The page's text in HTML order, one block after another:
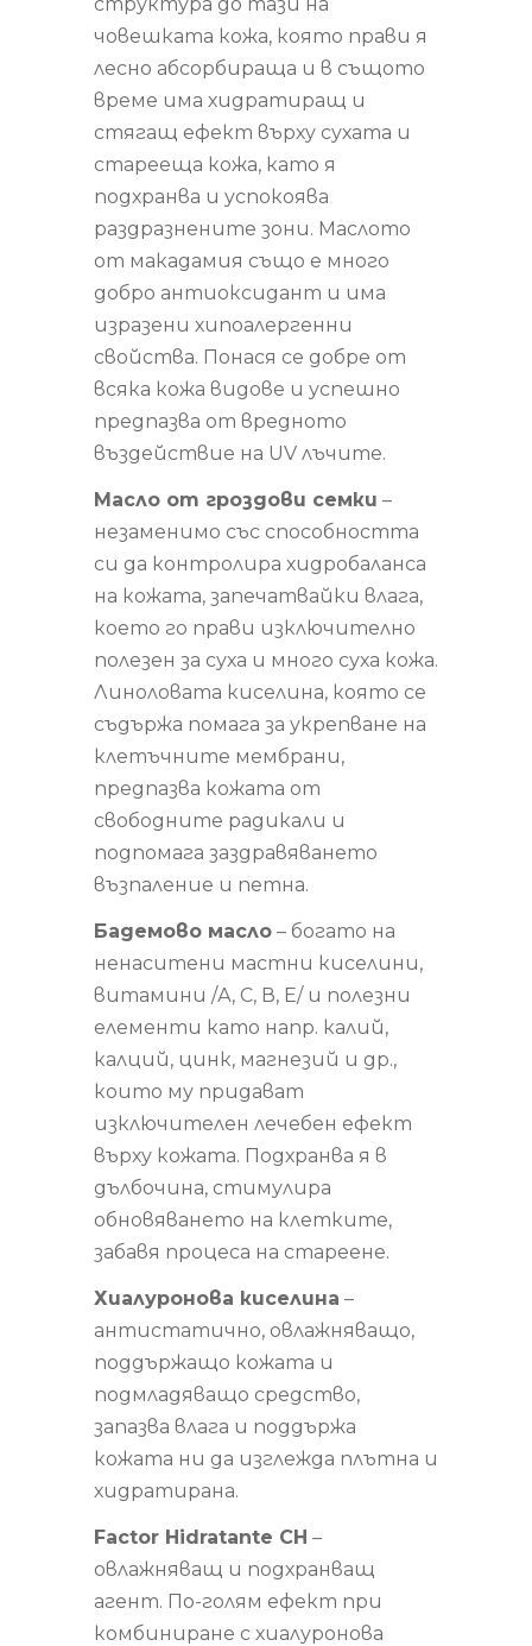
човешката кожа, която прави я
лесно абсорбираща и в същото
време има хидратиращ и
стягащ ефект върху сухата и
старееща кожа, като я
подхранва и успокоява
раздразнените зони. Маслото
от макадамия също е много
добро антиоксидант и има
изразени хипоалергенни
свойства. Понася се добре от
всяка кожа видове и успешно
предпазва от вредното
въздействие на UV лъчите.
Масло от гроздови семки –
незаменимо със способността
си да контролира хидробаланса
на кожата, запечатвайки влага,
което го прави изключително
полезен за суха и много суха кожа.
Линоловата киселина, която се
съдържа помага за укрепване на
клетъчните мембрани,
предпазва кожата от
свободните радикали и
подпомага заздравяването
възпаление и петна.
Бадемово масло – богато на
ненаситени мастни киселини,
витамини /А, С, В, Е/ и полезни
елементи като напр. калий,
калций, цинк, магнезий и др.,
които му придават
изключителен лечебен ефект
върху кожата. Подхранва я в
дълбочина, стимулира
обновяването на клетките,
забавя процеса на стареене.
Хиалуронова киселина –
антистатично, овлажняващо,
поддържащо кожата и
подмладяващо средство,
запазва влага и поддържа
кожата ни да изглежда плътна и
хидратирана.
Factor Hidratante CH –
овлажняващ и подхранващ
агент. По-голям ефект при
комбиниране с хиалуронова